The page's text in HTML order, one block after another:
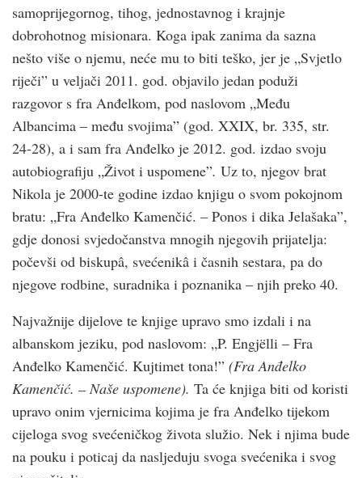
samoprijegornog, tihog, jednostavnog i krajnje
dobrohotnog misionara. Koga ipak zanima da sazna
nešto više o njemu, neće mu to biti teško, jer je „Svjetlo
riječi” u veljači 2011. god. objavilo jedan poduži
razgovor s fra Anđelkom, pod naslovom „Među
Albancima – među svojima” (god. XXIX, br. 335, str.
24-28), a i sam fra Anđelko je 2012. god. izdao svoju
autobiografiju „Život i uspomene”. Uz to, njegov brat
Nikola je 2000-te godine izdao knjigu o svom pokojnom
bratu: „Fra Anđelko Kamenčić. – Ponos i dika Jelašaka”,
gdje donosi svjedočanstva mnogih njegovih prijatelja:
počevši od biskupâ, svećenikâ i časnih sestara, pa do
njegove rodbine, suradnika i poznanika – njih preko 40.
Najvažnije dijelove te knjige upravo smo izdali i na
albanskom jeziku, pod naslovom: „P. Engjëlli – Fra
Anđelko Kamenčić. Kujtimet tona!” (Fra Anđelko
Kamenčić. – Naše uspomene). Ta će knjiga biti od koristi
upravo onim vjernicima kojima je fra Anđelko tijekom
cijeloga svog svećeničkog života služio. Nek i njima bude
na pouku i poticaj da nasljeduju svoga svećenika i svog